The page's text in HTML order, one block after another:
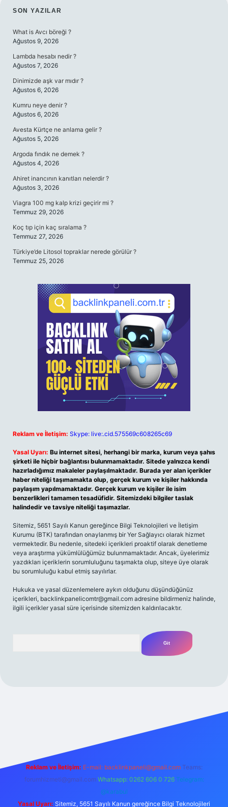
SIDEBAR
SON YAZILAR
What is Avcı böreği ?
Ağustos 9, 2026
Lambda hesabı nedir ?
Ağustos 7, 2026
Dinimizde aşk var mıdır ?
Ağustos 6, 2026
Kumru neye denir ?
Ağustos 6, 2026
Avesta Kürtçe ne anlama gelir ?
Ağustos 5, 2026
Argoda fındık ne demek ?
Ağustos 4, 2026
Ahiret inancının kanıtları nelerdir ?
Ağustos 3, 2026
Viagra 100 mg kalp krizi geçirir mi ?
Temmuz 29, 2026
Koç tıp için kaç sıralama ?
Temmuz 27, 2026
Türkiye’de Litosol topraklar nerede görülür ?
Temmuz 25, 2026
Reklam ve İletişim: Skype: live:.cid.575569c608265c69
Yasal Uyarı: Bu internet sitesi, herhangi bir marka, kurum veya şahıs
şirketi ile hiçbir bağlantısı bulunmamaktadır. Sitede yalnızca kendi
hazırladığımız makaleler paylaşılmaktadır. Burada yer alan içerikler
haber niteliği taşımamakta olup, gerçek kurum ve kişiler hakkında
paylaşım yapılmamaktadır. Gerçek kurum ve kişiler ile isim
benzerlikleri tamamen tesadüfidir. Sitemizdeki bilgiler taslak
halindedir ve tavsiye niteliği taşımazlar.
Sitemiz, 5651 Sayılı Kanun gereğince Bilgi Teknolojileri ve İletişim
Kurumu (BTK) tarafından onaylanmış bir Yer Sağlayıcı olarak hizmet
vermektedir. Bu nedenle, sitedeki içerikleri proaktif olarak denetleme
veya araştırma yükümlülüğümüz bulunmamaktadır. Ancak, üyelerimiz
yazdıkları içeriklerin sorumluluğunu taşımakta olup, siteye üye olarak
bu sorumluluğu kabul etmiş sayılırlar.
Hukuka ve yasal düzenlemelere aykırı olduğunu düşündüğünüz
içerikleri, backlinkpanelicomtr@gmail.com adresine bildirmeniz halinde,
ilgili içerikler yasal süre içerisinde sitemizden kaldırılacaktır.
m elexbet
Reklam ve İletişim: E-mail: backlinkpaneli@gmail.com Teams:
forumhizmeti@gmail.com Whatsapp: 0262 606 0 726 Telegram:
@karabul
Yasal Uyarı: Sitemiz, 5651 Sayılı Kanun gereğince Bilgi Teknolojileri